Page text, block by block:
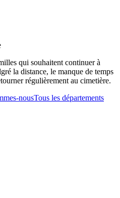
qui souhaitent continuer à
la distance, le manque de temps
régulièrement au cimetière.
nousTous les départements